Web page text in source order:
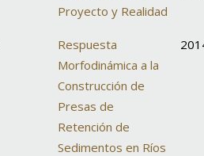
Proyecto y Realidad
Respuesta
Morfodinámica a la
Construcción de
Presas de
Retención de
Sedimentos en Ríos